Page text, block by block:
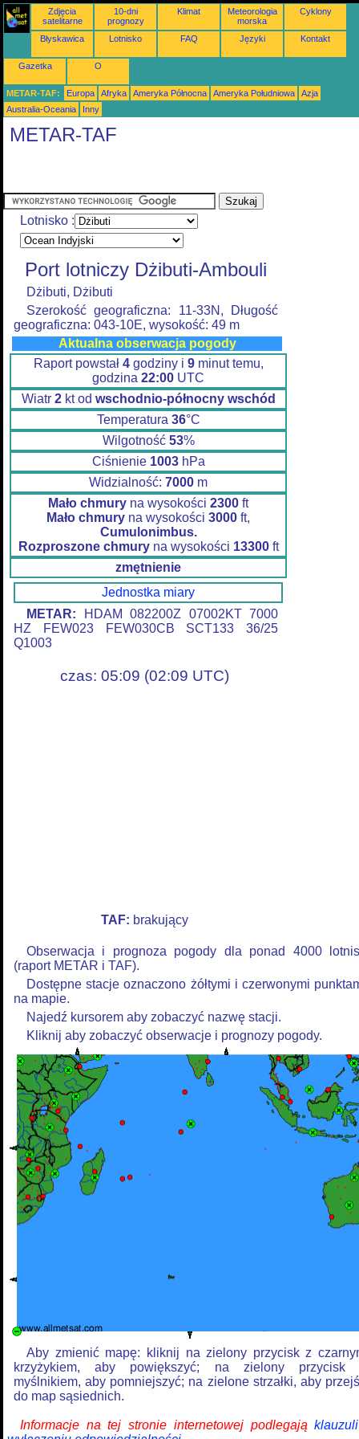
Zdjęcia
satelitarne
10-dni
prognozy
Klimat
Meteorologia
morska
Cyklony
Błyskawica Lotnisko FAQ Języki Kontakt
Gazetka O
METAR-TAF: Europa Afryka Ameryka Północna Ameryka Południowa
Azja
Australia-Oceania
Inny
METAR-TAF
Lotnisko :
Port lotniczy Dżibuti-Ambouli
Dżibuti, Dżibuti
Szerokość geograficzna: 11-33N, Długość
geograficzna: 043-10E, wysokość: 49 m
Aktualna obserwacja pogody
Raport powstał 4godziny i 9minut temu,
godzina 22:00 UTC
Wiatr 2kt od wschodnio-północny wschód
Temperatura 36°C
Wilgotność 53%
Ciśnienie 1003hPa
Widzialność: 7000 m
Mało chmury na wysokości 2300 ft
Mało chmury na wysokości 3000 ft,
Cumulonimbus.
Rozproszone chmuryna wysokości 13300ft
zmętnienie
Jednostka miary
METAR: HDAM 082200Z 07002KT 7000
HZ FEW023 FEW030CB SCT133 36/25
Q1003
czas: 05:09 (02:09 UTC)
TAF: brakujący
Obserwacja i prognoza pogody dla ponad 4000
(raport METAR i TAF).
Dostępne stacje oznaczono żółtymi i czerwonymi
na mapie.
Najedź kursorem aby zobaczyć nazwę stacji.
Kliknij aby zobaczyć obserwacje i prognozy pogody.
Aby zmienić mapę: kliknij na zielony przycisk z
krzyżykiem, aby powiększyć; na zielony przycisk
myślnikiem, aby pomniejszyć; na zielone strzałki, aby
do map sąsiednich.
Informacje na tej stronie internetowej podlegają